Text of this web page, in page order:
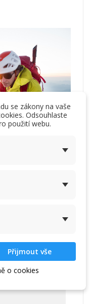
se zákony na vaše
Odsouhlaste
použití webu.
Přijmout vše
o cookies